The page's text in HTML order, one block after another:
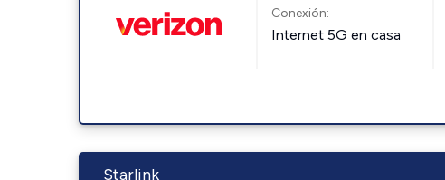
Conexión:
Internet 5G en casa
Starlink